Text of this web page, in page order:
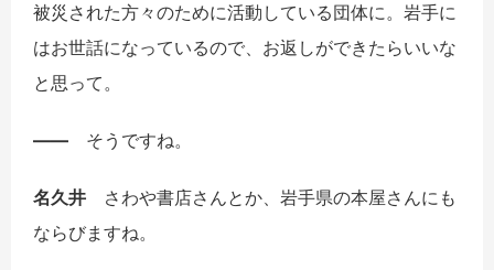
被災された方々のために活動している団体に。岩手に
はお世話になっているので、お返しができたらいいな
と思って。
―― そうですね。
名久井 さわや書店さんとか、岩手県の本屋さんにも
ならびますね。